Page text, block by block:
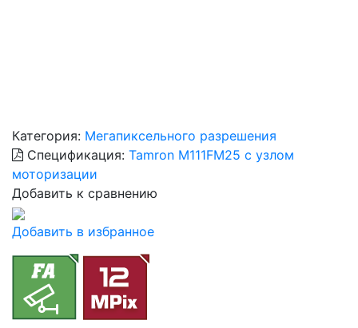
Категория: Мегапиксельного разрешения
Спецификация: Tamron M111FM25 с узлом
моторизации
Добавить к сравнению
Добавить в избранное